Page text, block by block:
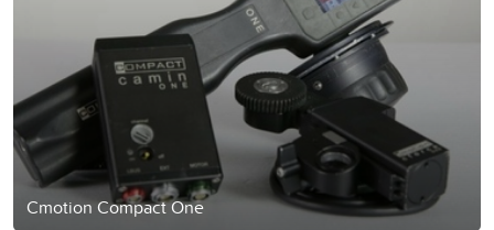
Cmotion Compact One